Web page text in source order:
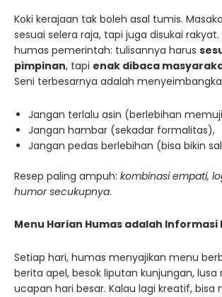
Koki kerajaan tak boleh asal tumis.
sesuai selera raja, tapi juga disukai
humas pemerintah: tulisannya harus
pimpinan, tapi enak dibaca
Seni terbesarnya adalah
Jangan terlalu asin (berlebihan
Jangan hambar (sekadar formalitas),
Jangan pedas berlebihan (bisa bikin
Resep paling ampuh: kombinasi empati,
humor secukupnya.
Menu Harian Humas adalah Informasi
Setiap hari, humas menyajikan menu
berita apel, besok liputan kunjungan,
ucapan hari besar. Kalau lagi kreatif, bisa